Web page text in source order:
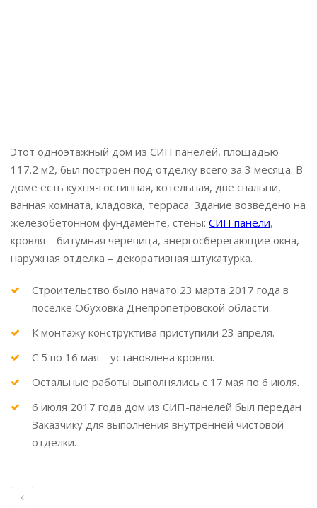
Этот одноэтажный дом из СИП панелей, площадью
117.2 м2, был построен под отделку всего за 3 месяца. В
доме есть кухня-гостинная, котельная, две спальни,
ванная комната, кладовка, терраса. Здание возведено на
железобетонном фундаменте, стены: СИП панели,
кровля – битумная черепица, энергосберегающие окна,
наружная отделка – декоративная штукатурка.
Строительство было начато 23 марта 2017 года в
поселке Обуховка Днепропетровской области.
К монтажу конструктива приступили 23 апреля.
С 5 по 16 мая – установлена кровля.
Остальные работы выполнялись с 17 мая по 6 июля.
6 июля 2017 года дом из СИП-панелей был передан
Заказчику для выполнения внутренней чистовой
отделки.